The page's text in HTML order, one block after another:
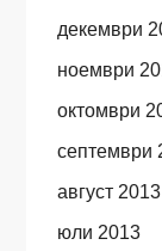
декември
ноември
октомври
септември
август 2013
юли 2013